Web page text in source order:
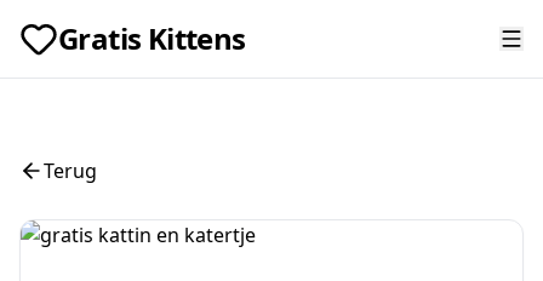
Gratis Kittens
Terug